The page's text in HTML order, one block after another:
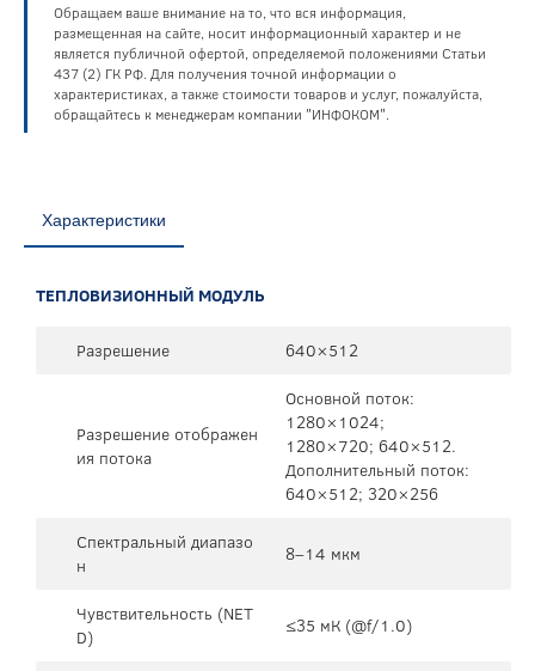
Обращаем ваше внимание на то, что вся информация,
размещенная на сайте, носит информационный характер и не
является публичной офертой, определяемой положениями Статьи
437 (2) ГК РФ. Для получения точной информации о
характеристиках, а также стоимости товаров и услуг, пожалуйста,
обращайтесь к менеджерам компании "ИНФОКОМ".
Характеристики
ТЕПЛОВИЗИОННЫЙ МОДУЛЬ
Разрешение 640×512
Разрешение отображен
ия потока
Основной поток:
1280×1024;
1280×720; 640×512.
Дополнительный поток:
640×512; 320×256
Спектральный диапазо
н
8–14 мкм
Чувствительность (NET
D)
≤35 мК (@f/1.0)